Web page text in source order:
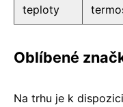
teploty
Oblíbené
Na trhu je k